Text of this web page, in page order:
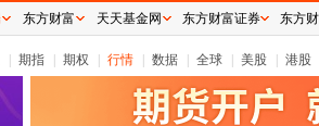
期指 期权 行情 数据 全球 美股 港股
东方财富 天天基金网 东方财富证券 东方